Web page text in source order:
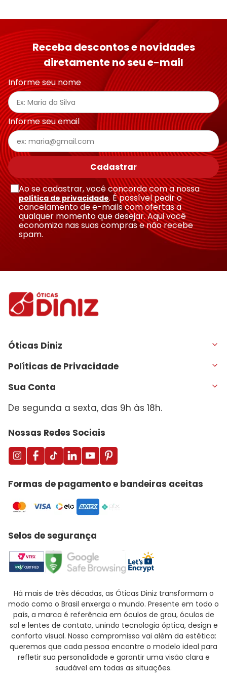
Receba descontos e novidades
diretamente no seu e-mail
Informe seu nome
Informe seu email
Cadastrar
Ao se cadastrar, você concorda com a nossa
política de privacidade. É possível pedir o
cancelamento de e-mails com ofertas a
qualquer momento que desejar. Aqui você
economiza nas suas compras e não recebe
spam.
Óticas Diniz
Políticas de Privacidade
Sua Conta
De segunda a sexta, das 9h às 18h.
Nossas Redes Sociais
Formas de pagamento e bandeiras aceitas
Selos de segurança
Há mais de três décadas, as Óticas Diniz transformam o
modo como o Brasil enxerga o mundo. Presente em todo o
país, a marca é referência em óculos de grau, óculos de
sol e lentes de contato, unindo tecnologia óptica, design e
conforto visual. Nosso compromisso vai além da estética:
queremos que cada pessoa encontre o modelo ideal para
refletir sua personalidade e garantir uma visão clara e
saudável em todas as situações.